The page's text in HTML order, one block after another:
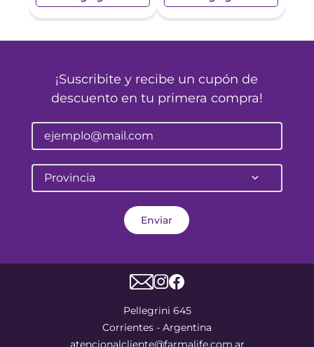
¡Suscribite y recibe un cupón de
descuento en tu primera compra!
Provincia
Enviar
Pellegrini 645
Corrientes - Argentina
atencionalcliente@farmalife.com.ar